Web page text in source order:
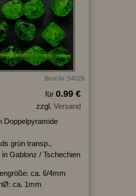
Best.Nr.:54029
für 0.99 €
zzgl. Versand
Doppelpyramide
grün transp.,
in Gablonz / Tschechien
ca. 6/4mm
ca. 1mm